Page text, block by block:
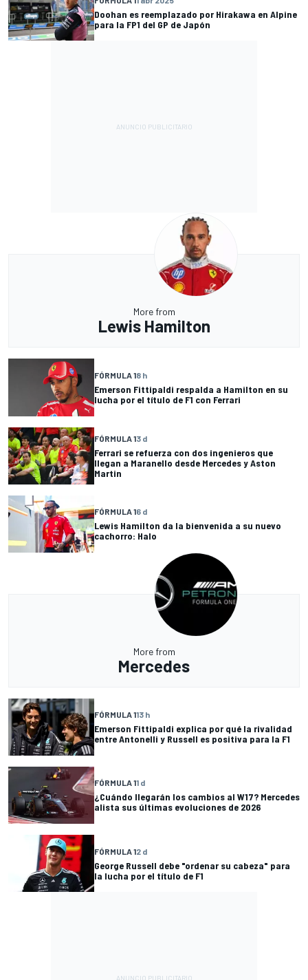
Doohan es reemplazado por Hirakawa en Alpine
para la FP1 del GP de Japón
More from
Lewis Hamilton
FÓRMULA 18 h
Emerson Fittipaldi respalda a Hamilton en su
lucha por el título de F1 con Ferrari
FÓRMULA 13 d
Ferrari se refuerza con dos ingenieros que
llegan a Maranello desde Mercedes y Aston
Martin
FÓRMULA 16 d
Lewis Hamilton da la bienvenida a su nuevo
cachorro: Halo
More from
Mercedes
FÓRMULA 113 h
Emerson Fittipaldi explica por qué la rivalidad
entre Antonelli y Russell es positiva para la F1
FÓRMULA 11 d
¿Cuándo llegarán los cambios al W17? Mercedes
alista sus últimas evoluciones de 2026
FÓRMULA 12 d
George Russell debe "ordenar su cabeza" para
la lucha por el título de F1